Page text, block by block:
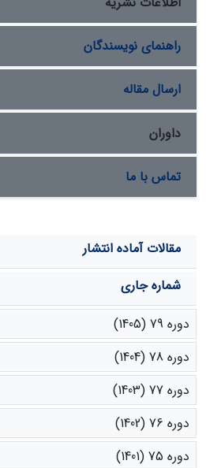
می شود در کنار روش­های رقومی
از تفسیر بصری جهت تدقیق مرز
استفاده شود.
راهنمای نویسندگان
ارسال مقاله
داوران
تماس با ما
مقالات آماده انتشار
شماره جاری
دوره 79 (1405)
دوره 78 (1404)
دوره 77 (1403)
دوره 76 (1402)
دوره 75 (1401)